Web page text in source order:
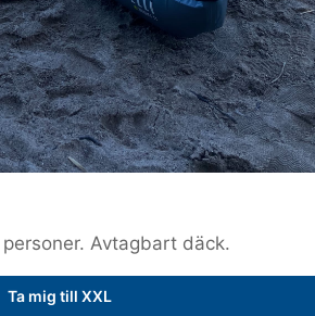
Avtagbart däck.
Ta mig till XXL